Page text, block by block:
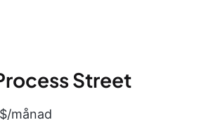
Street
månad